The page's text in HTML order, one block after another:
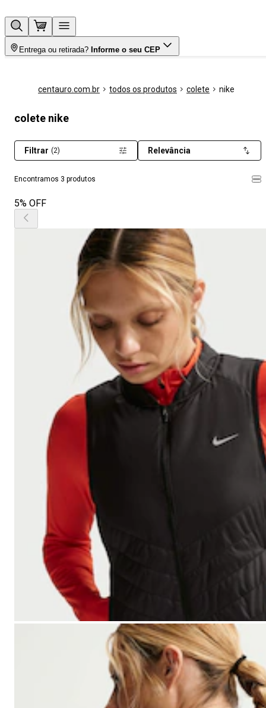
Entrega ou retirada? Informe o seu CEP
centauro.com.br todos os produtos colete nike
colete nike
Encontramos 3 produtos
Filtrar (2) Relevância
5% OFF